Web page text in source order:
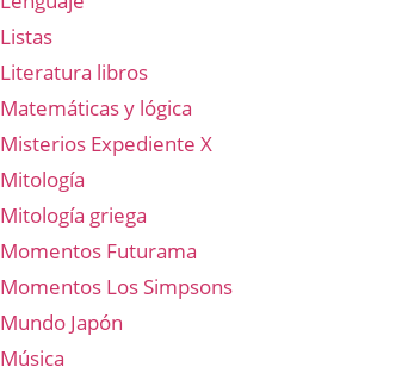
Listas
Literatura libros
Matemáticas y lógica
Misterios Expediente X
Mitología
Mitología griega
Momentos Futurama
Momentos Los Simpsons
Mundo Japón
Música